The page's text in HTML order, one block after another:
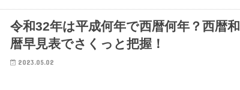
令和32年は平成何年で西暦何年？西暦和
暦早見表でさくっと把握！
2023.05.02